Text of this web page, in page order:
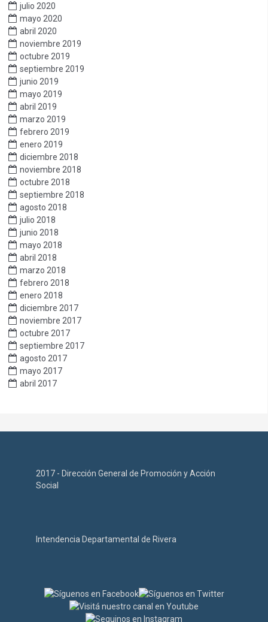
julio 2020
mayo 2020
abril 2020
noviembre 2019
octubre 2019
septiembre 2019
junio 2019
mayo 2019
abril 2019
marzo 2019
febrero 2019
enero 2019
diciembre 2018
noviembre 2018
octubre 2018
septiembre 2018
agosto 2018
julio 2018
junio 2018
mayo 2018
abril 2018
marzo 2018
febrero 2018
enero 2018
diciembre 2017
noviembre 2017
octubre 2017
septiembre 2017
agosto 2017
mayo 2017
abril 2017
2017 - Dirección General de Promoción y Acción
Social
Intendencia Departamental de Rivera